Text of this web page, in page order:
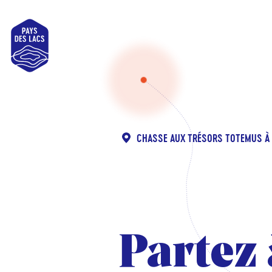
Pays
des
Lacs
CHASSE AUX TRÉSORS TOTEMUS
Partez
Partez